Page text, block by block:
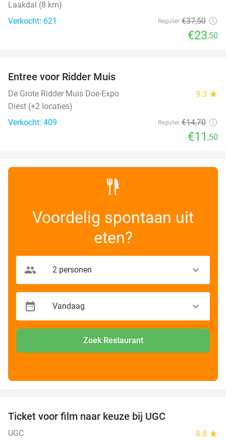
Laakdal (8 km)
Verkocht: 621
Regulier €37,50
€23,50
Entree voor Ridder Muis
De Grote Ridder Muis Doe-Expo 9.3 star
Diest (+2 locaties)
Verkocht: 409
Regulier €14,70
€11 ,50
Voordelig spontaan uit
eten?
Zoek Restaurant
Ticket voor film naar keuze bij UGC
UGC 8.8 star